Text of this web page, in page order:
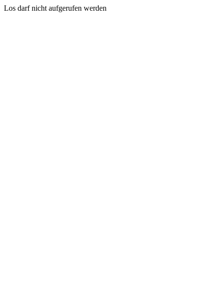
Los darf nicht aufgerufen werden